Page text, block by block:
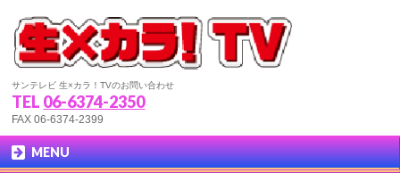
サンテレビ 生×カラ！TVのお問い合わせ
TEL 06-6374-2350
FAX 06-6374-2399
MENU